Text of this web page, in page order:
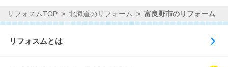
リフォスムTOP 北海道のリフォーム 富良野市のリフォーム
リフォスムとは